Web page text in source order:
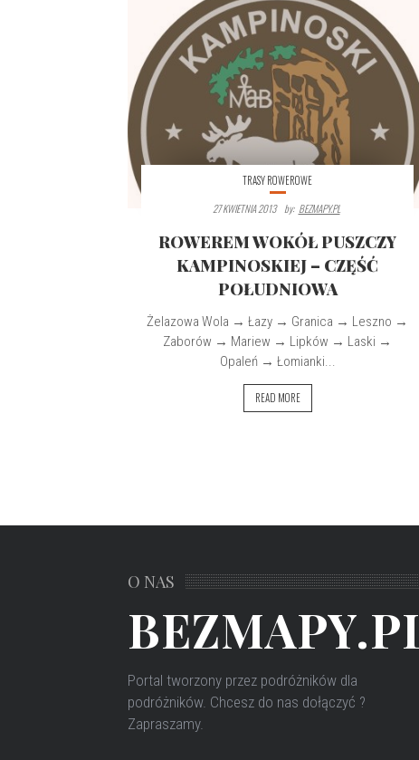
TRASY ROWEROWE
27 KWIETNIA 2013
By: BEZMAPY.PL
ROWEREM WOKÓŁ PUSZCZY
KAMPINOSKIEJ – CZĘŚĆ
POŁUDNIOWA
Żelazowa Wola → Łazy → Granica → Leszno →
Zaborów → Mariew → Lipków → Laski →
Opaleń → Łomianki...
READ MORE
O NAS
BEZMAPY.PL
Portal tworzony przez podróżników dla
podróżników. Chcesz do nas dołączyć ?
Zapraszamy.